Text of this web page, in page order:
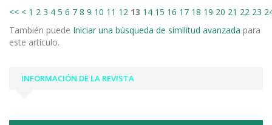
<< < 1 2 3 4 5 6 7 8 9 10 11 12 13 14 15 16 17 18 19 20 21 22 23
También puede Iniciar una búsqueda de similitud avanzada para
este artículo.
INFORMACIÓN DE LA REVISTA